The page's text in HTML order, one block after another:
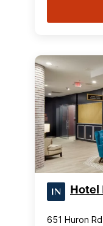
Hotel
651 Huron